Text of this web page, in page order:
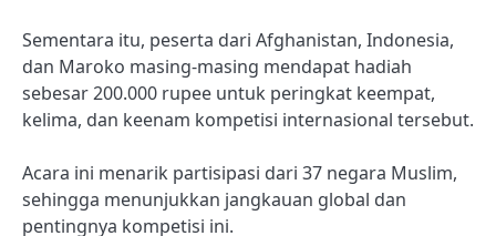
Sementara itu, peserta dari Afghanistan, Indonesia,
dan Maroko masing-masing mendapat hadiah
sebesar 200.000 rupee untuk peringkat keempat,
kelima, dan keenam kompetisi internasional tersebut.
Acara ini menarik partisipasi dari 37 negara Muslim,
sehingga menunjukkan jangkauan global dan
pentingnya kompetisi ini.